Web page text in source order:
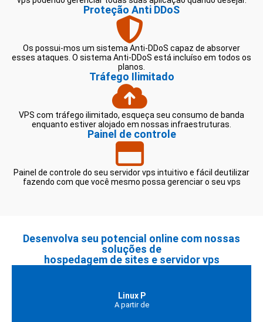
Proteção Anti DDoS
Os possui-mos um sistema Anti-DDoS capaz de absorver
esses ataques. O sistema Anti-DDoS está incluíso em todos os
planos.
Tráfego Ilimitado
VPS com tráfego ilimitado, esqueça seu consumo de banda
enquanto estiver alojado em nossas infraestruturas.
Painel de controle
Painel de controle do seu servidor vps intuitivo e fácil deutilizar
fazendo com que você mesmo possa gerenciar o seu vps
Desenvolva seu potencial online com nossas
soluções de
hospedagem de sites e servidor vps
Linux P
A partir de